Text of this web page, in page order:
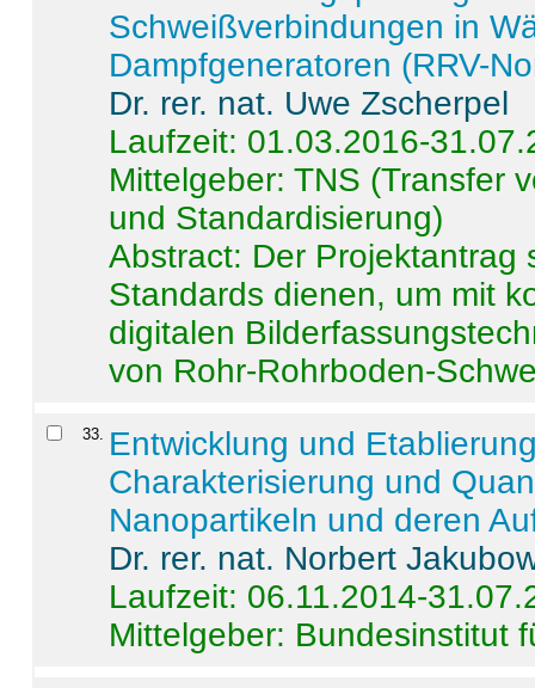
Schweißverbindungen in
Dampfgeneratoren (RRV-
Dr. rer. nat. Uwe Zscherpel
Laufzeit: 01.03.2016-
Mittelgeber: TNS (Transfer
und Standardisierung)
Abstract: Der Projektantrag
Standards dienen, um mit
digitalen
von Rohr-Rohrboden-
33. Entwicklung und
Charakterisierung und
Nanopartikeln und deren
Dr. rer. nat. Norbert
Laufzeit: 06.11.2014-
Mittelgeber: Bundesinstitut